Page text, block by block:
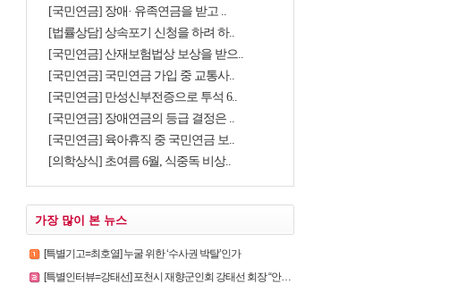
[국민연금] 장애· 유족연금을 받고 ..
[법률상담] 상속포기 신청을 하려 하..
[국민연금] 산재보험법상 보상을 받으..
[국민연금] 국민연금 가입 중 교통사..
[국민연금] 만성신부전증으로 투석 6..
[국민연금] 장애연금의 등급 결정은 ..
[국민연금] 육아휴직 중 국민연금 보..
[의학상식] 초여름 6월, 식중독 비상..
가장 많이 본 뉴스
[특별기고=최호열] 누굴 위한 ‘수사권 박탈’인가
[특별인터뷰=강태선] 포천시 재향군인회 강태선 회장 “안보의식 확립과 지역사회 봉사로 신뢰받는 향군 만..